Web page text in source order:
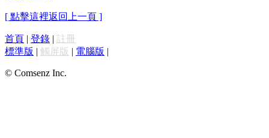
[ 點擊這裡返回上一頁 ]
首頁 | 登錄 | 註冊
標準版 | 觸屏版 | 電腦版 |
© Comsenz Inc.